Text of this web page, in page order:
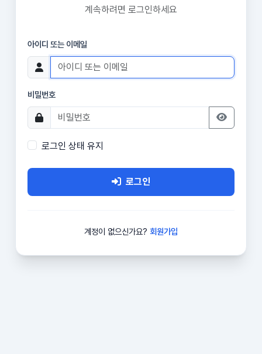
계속하려면 로그인하세요
아이디 또는 이메일
비밀번호
로그인 상태 유지
로그인
계정이 없으신가요? 회원가입